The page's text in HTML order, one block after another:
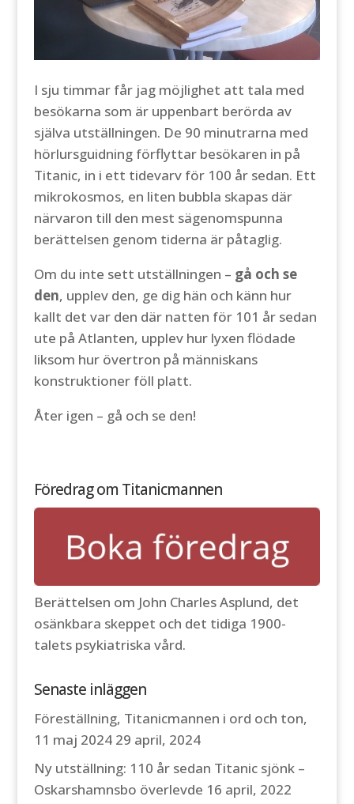
I sju timmar får jag möjlighet att tala med
besökarna som är uppenbart berörda av
själva utställningen. De 90 minutrarna med
hörlursguidning förflyttar besökaren in på
Titanic, in i ett tidevarv för 100 år sedan. Ett
mikrokosmos, en liten bubbla skapas där
närvaron till den mest sägenomspunna
berättelsen genom tiderna är påtaglig.
Om du inte sett utställningen – gå och se
den, upplev den, ge dig hän och känn hur
kallt det var den där natten för 101 år sedan
ute på Atlanten, upplev hur lyxen flödade
liksom hur övertron på människans
konstruktioner föll platt.
Åter igen – gå och se den!
Föredrag om Titanicmannen
Berättelsen om John Charles Asplund, det
osänkbara skeppet och det tidiga 1900-
talets psykiatriska vård.
Senaste inläggen
Föreställning, Titanicmannen i ord och ton,
11 maj 2024 29 april, 2024
Ny utställning: 110 år sedan Titanic sjönk –
Oskarshamnsbo överlevde 16 april, 2022